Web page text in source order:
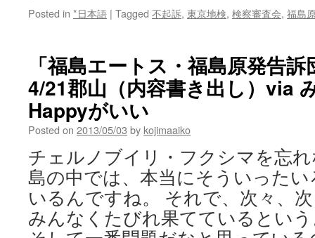
Posted in *日本語 | Tagged 不起訴, 東京地検, 検察審査会, 福島
「福島エートス・福島原発告
4/21郡山（内容書き出し）via
Happyがいい
Posted on 2013/05/03 by kojimaaiko
チェルノブイリ・フクシマを忘
島の中では、本当にそういった
いるんですね。 それで、次々、
みんなくたびれ果てているとい